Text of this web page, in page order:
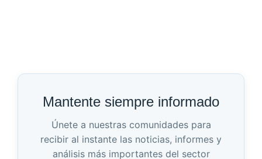
Mantente siempre informado
Únete a nuestras comunidades para
recibir al instante las noticias, informes y
análisis más importantes del sector